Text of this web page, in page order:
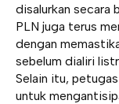
disalurkan secara
PLN juga terus
dengan
sebelum dialiri
Selain itu,
untuk